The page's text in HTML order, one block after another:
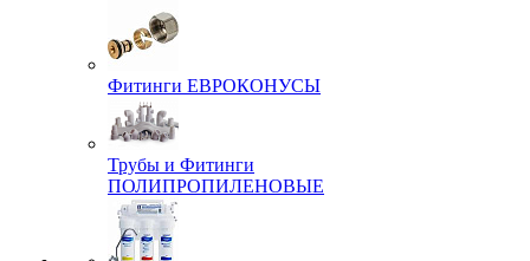
Фитинги ЕВРОКОНУСЫ
Трубы и Фитинги
ПОЛИПРОПИЛЕНОВЫЕ